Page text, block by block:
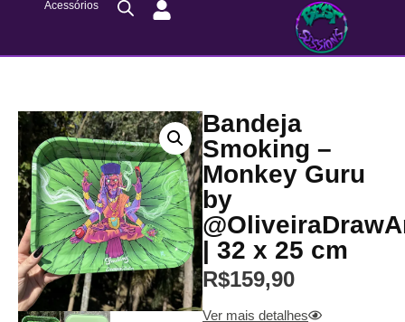
Acessórios
Bandeja
Smoking –
Monkey Guru
by
| 32 x 25 cm
R$159,90
Ver mais detalhes